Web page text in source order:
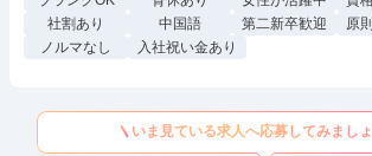
社割あり
中国語 第二新卒歓迎
原
ノルマなし
入社祝い金あり
いま見ている求人へ応募してみましょ